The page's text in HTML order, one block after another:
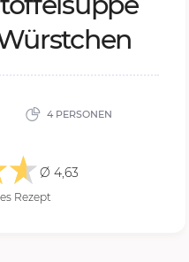
4 PERSONEN
Ø 4,63
Rezept